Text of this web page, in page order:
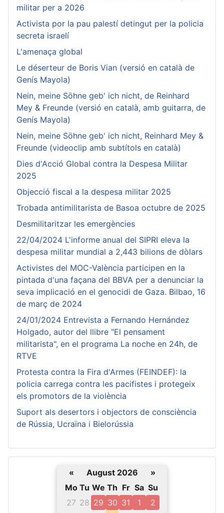
militar per a 2026
Activista por la pau palestí detingut per la policia
secreta israelí
L'amenaça global
Le déserteur de Boris Vian (versió en català de
Genís Mayola)
Nein, meine Söhne geb' ich nicht, de Reinhard
Mey & Freunde (versió en català, amb guitarra, de
Genís Mayola)
Nein, meine Söhne geb' ich nicht, Reinhard Mey &
Freunde (videoclip amb subtítols en català)
Dies d'Acció Global contra la Despesa Militar
2025
Objecció fiscal a la despesa militar 2025
Trobada antimilitarista de Basoa octubre de 2025
Desmilitaritzar les emergències
22/04/2024 L'informe anual del SIPRI eleva la
despesa militar mundial a 2,443 bilions de dòlars
Activistes del MOC-València participen en la
pintada d'una façana del BBVA per a denunciar la
seva implicació en el genocidi de Gaza. Bilbao, 16
de març de 2024
24/01/2024 Entrevista a Fernando Hernández
Holgado, autor del llibre "El pensament
militarista", en el programa La noche en 24h, de
RTVE
Protesta contra la Fira d'Armes (FEINDEF): la
policia carrega contra les pacifistes i protegeix
els promotors de la violència
Suport als desertors i objectors de consciència
de Rússia, Ucraïna i Bielorússia
« August 2026
»
Mo Tu We Th Fr Sa Su
27 28 29 30 31 1
2